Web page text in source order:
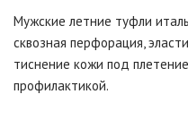
Мужские летние туфли
сквозная перфорация,
тиснение кожи под
профилактикой.